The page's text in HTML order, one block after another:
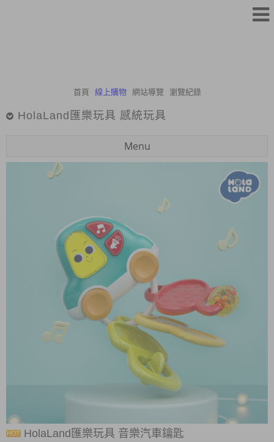
首頁 線上購物 網站導覽 瀏覽紀錄
HolaLand匯樂玩具 感統玩具
Menu
HolaLand匯樂玩具 音樂汽車鑰匙